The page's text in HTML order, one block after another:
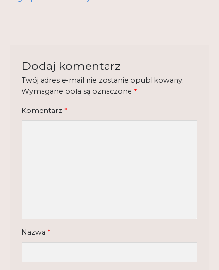
Tutor na UPWr
Mistrzowie dydaktyki
Dodaj komentarz
Twój adres e-mail nie zostanie opublikowany.
Wymagane pola są oznaczone *
Komentarz *
Nazwa *